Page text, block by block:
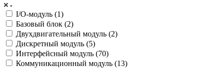
I/O-модуль (1)
Базовый блок (2)
Двухдвигательный модуль (2)
Дискретный модуль (5)
Интерфейсный модуль (70)
Коммуникационный модуль (13)